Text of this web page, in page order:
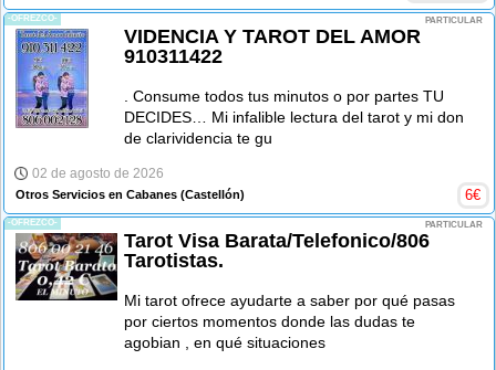
-OFREZCO- PARTICULAR
VIDENCIA Y TAROT DEL AMOR
910311422
. Consume todos tus minutos o por partes TU
DECIDES… Mi infalible lectura del tarot y mi don
de clarividencia te gu
02 de agosto de 2026
Otros Servicios en Cabanes (Castellón) 6€
-OFREZCO- PARTICULAR
Tarot Visa Barata/Telefonico/806
Tarotistas.
Mi tarot ofrece ayudarte a saber por qué pasas
por ciertos momentos donde las dudas te
agobian , en qué situaciones